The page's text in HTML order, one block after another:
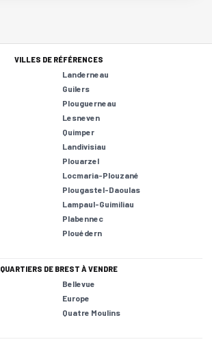
VILLES DE RÉFÉRENCES
Landerneau
Guilers
Plouguerneau
Lesneven
Quimper
Landivisiau
Plouarzel
Locmaria-Plouzané
Plougastel-Daoulas
Lampaul-Guimiliau
Plabennec
Plouédern
QUARTIERS DE BREST À VENDRE
Bellevue
Europe
Quatre Moulins